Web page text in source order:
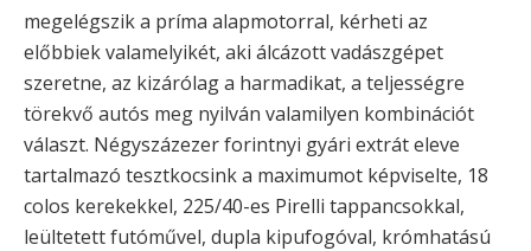
megelégszik a príma alapmotorral, kérheti az
előbbiek valamelyikét, aki álcázott vadászgépet
szeretne, az kizárólag a harmadikat, a teljességre
törekvő autós meg nyilván valamilyen kombinációt
választ. Négyszázezer forintnyi gyári extrát eleve
tartalmazó tesztkocsink a maximumot képviselte, 18
colos kerekekkel, 225/40-es Pirelli tappancsokkal,
leültetett futóművel, dupla kipufogóval, krómhatású